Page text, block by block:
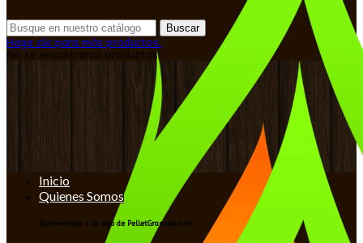
Buscar
Haga clic para más productos.
No se encontraron productos.
Inicio
Quienes Somos
Bienvenidos a la web de PelletGranada.com